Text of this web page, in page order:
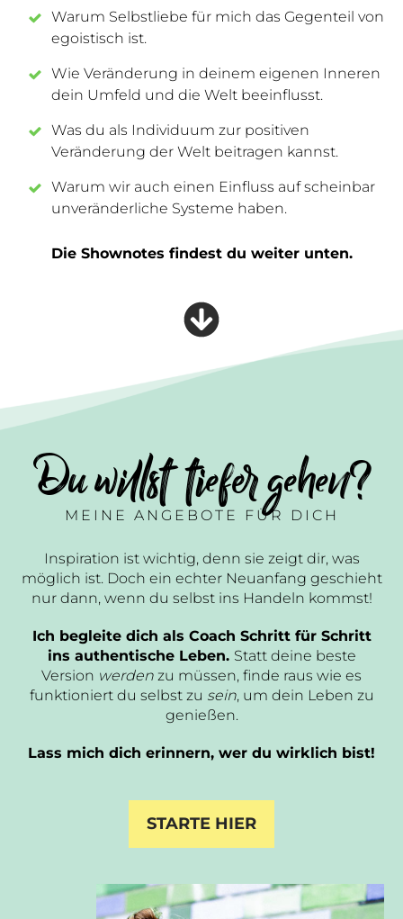
Warum Selbstliebe für mich das Gegenteil von
egoistisch ist.
Wie Veränderung in deinem eigenen Inneren
dein Umfeld und die Welt beeinflusst.
Was du als Individuum zur positiven
Veränderung der Welt beitragen kannst.
Warum wir auch einen Einfluss auf scheinbar
unveränderliche Systeme haben.
Die Shownotes findest du weiter unten.
Du willst tiefer gehen?
MEINE ANGEBOTE FÜR DICH
Inspiration ist wichtig, denn sie zeigt dir, was
möglich ist. Doch ein echter Neuanfang geschieht
nur dann, wenn du selbst ins Handeln kommst!
Ich begleite dich als Coach Schritt für Schritt
ins authentische Leben. Statt deine beste
Version werden zu müssen, finde raus wie es
funktioniert du selbst zu sein, um dein Leben zu
genießen.
Lass mich dich erinnern, wer du wirklich bist!
STARTE HIER